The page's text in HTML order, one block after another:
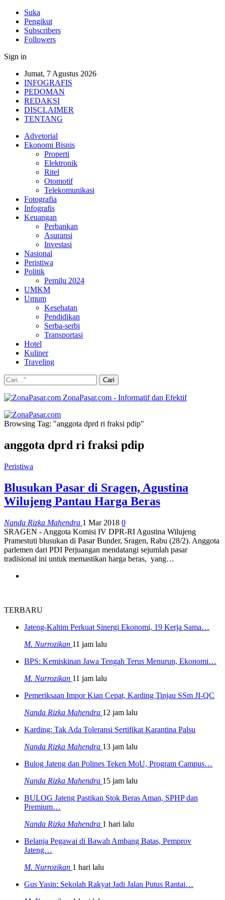
Suka
Pengikut
Subscribers
Followers
Sign in
Jumat, 7 Agustus 2026
INFOGRAFIS
PEDOMAN
REDAKSI
DISCLAIMER
TENTANG
Advetorial
Ekonomi Bisnis
Properti
Elektronik
Ritel
Otomotif
Telekomunikasi
Fotografia
Infografis
Keuangan
Perbankan
Asuransi
Investasi
Nasional
Peristiwa
Politik
Pemilu 2024
UMKM
Umum
Kesehatan
Pendidikan
Serba-serbi
Transportasi
Hotel
Kuliner
Traveling
ZonaPasar.com - Informatif dan Efektif
Browsing Tag: "anggota dprd ri fraksi pdip"
anggota dprd ri fraksi pdip
Peristiwa
Blusukan Pasar di Sragen, Agustina
Wilujeng Pantau Harga Beras
Nanda Rizka Mahendra 1 Mar 2018 0
SRAGEN - Anggota Komisi IV DPR-RI Agustina Wilujeng
Pramestuti blusukan di Pasar Bunder, Sragen, Rabu (28/2). Anggota
parlemen dari PDI Perjuangan mendatangi sejumlah pasar
tradisional ini untuk memastikan harga beras, yang…
TERBARU
Jateng-Kaltim Perkuat Sinergi Ekonomi, 19 Kerja Sama…
M. Nurrozikan 11 jam lalu
BPS: Kemiskinan Jawa Tengah Terus Menurun, Ekonomi…
M. Nurrozikan 11 jam lalu
Pemeriksaan Impor Kian Cepat, Karding Tinjau SSm JI-QC
Nanda Rizka Mahendra 12 jam lalu
Karding: Tak Ada Toleransi Sertifikat Karantina Palsu
Nanda Rizka Mahendra 13 jam lalu
Bulog Jateng dan Polines Teken MoU, Program Campus…
Nanda Rizka Mahendra 15 jam lalu
BULOG Jateng Pastikan Stok Beras Aman, SPHP dan
Premium…
Nanda Rizka Mahendra 1 hari lalu
Belanja Pegawai di Bawah Ambang Batas, Pemprov
Jateng…
M. Nurrozikan 1 hari lalu
Gus Yasin: Sekolah Rakyat Jadi Jalan Putus Rantai…